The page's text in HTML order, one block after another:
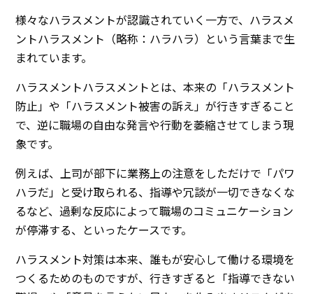
様々なハラスメントが認識されていく一方で、ハラスメ
ントハラスメント（略称：ハラハラ）という言葉まで生
まれています。
ハラスメントハラスメントとは、本来の「ハラスメント
防止」や「ハラスメント被害の訴え」が行きすぎること
で、逆に職場の自由な発言や行動を萎縮させてしまう現
象です。
例えば、上司が部下に業務上の注意をしただけで「パワ
ハラだ」と受け取られる、指導や冗談が一切できなくな
るなど、過剰な反応によって職場のコミュニケーション
が停滞する、といったケースです。
ハラスメント対策は本来、誰もが安心して働ける環境を
つくるためのものですが、行きすぎると「指導できない